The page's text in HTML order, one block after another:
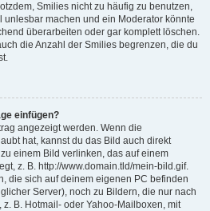
Smilies nicht zu häufig zu benutzen,
machen und ein Moderator könnte
überarbeiten oder gar komplett löschen.
die Anzahl der Smilies begrenzen, die du
einfügen?
angezeigt werden. Wenn die
hat, kannst du das Bild auch direkt
einem Bild verlinken, das auf einem
z. B. http://www.domain.tld/mein-bild.gif.
die sich auf deinem eigenen PC befinden
Server), noch zu Bildern, die nur nach
B. Hotmail- oder Yahoo-Mailboxen, mit